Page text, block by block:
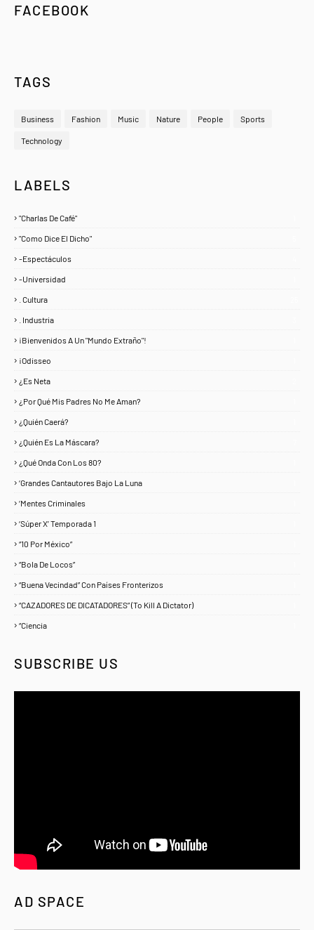
FACEBOOK
TAGS
Business Fashion Music Nature People Sports
Technology
LABELS
"Charlas De Café"
"Como Dice El Dicho"
-Espectáculos
-Universidad
. Cultura
. Industria
¡Bienvenidos A Un "Mundo Extraño"!
¡Odisseo
¿Es Neta
¿Por Qué Mis Padres No Me Aman?
¿Quién Caerá?
¿Quién Es La Máscara?
¿Qué Onda Con Los 80?
‘Grandes Cantautores Bajo La Luna
‘Mentes Criminales
‘Súper X’ Temporada 1
“10 Por México”
“Bola De Locos”
“Buena Vecindad” Con Países Fronterizos
“CAZADORES DE DICATADORES” (To Kill A Dictator)
“Ciencia
SUBSCRIBE US
AD SPACE